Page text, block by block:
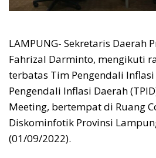
LAMPUNG- Sekretaris Daerah
Fahrizal Darminto, mengikuti
terbatas Tim Pengendali Inflasi
Pengendali Inflasi Daerah
Meeting, bertempat di Ruang
Diskominfotik Provinsi
(01/09/2022).